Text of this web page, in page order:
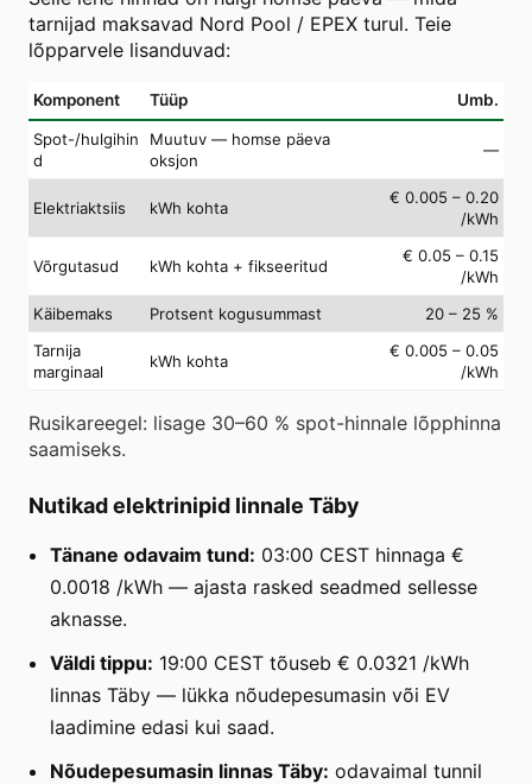
tarnijad maksavad Nord Pool / EPEX turul. Teie
lõpparvele lisanduvad:
Komponent Tüüp Umb.
Spot-/hulgihin
d
Muutuv — homse päeva
oksjon
—
Elektriaktsiis kWh kohta
€ 0.005 – 0.20
/kWh
Võrgutasud kWh kohta + fikseeritud
€ 0.05 – 0.15
/kWh
Käibemaks
Protsent kogusummast
20 – 25 %
Tarnija
marginaal
kWh kohta
€ 0.005 – 0.05
/kWh
Rusikareegel: lisage 30–60 % spot-hinnale lõpphinna
saamiseks.
Nutikad elektrinipid linnale Täby
Tänane odavaim tund: 03:00 CEST hinnaga €
0.0018 /kWh — ajasta rasked seadmed sellesse
aknasse.
Väldi tippu: 19:00 CEST tõuseb € 0.0321 /kWh
linnas Täby — lükka nõudepesumasin või EV
laadimine edasi kui saad.
Nõudepesumasin linnas Täby: odavaimal tunnil